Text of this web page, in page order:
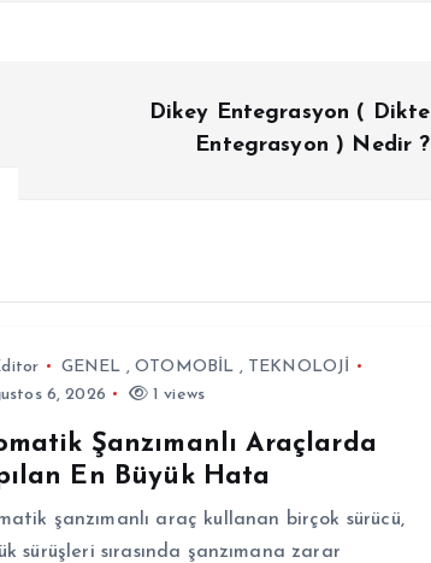
Dikey Entegrasyon ( Dikte
Entegrasyon ) Nedir ?
GENEL ,OTOMOBİL , TEKNOLOJİ
6, 2026
1 views
Şanzımanlı Araçlarda
En Büyük Hata
şanzımanlı araç kullanan birçok sürücü,
sürüşleri sırasında şanzımana zarar